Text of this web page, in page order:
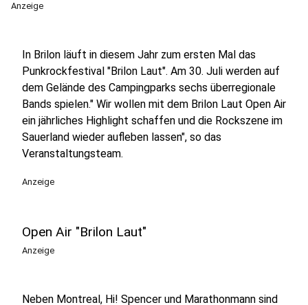
Anzeige
In Brilon läuft in diesem Jahr zum ersten Mal das
Punkrockfestival "Brilon Laut". Am 30. Juli werden auf
dem Gelände des Campingparks sechs überregionale
Bands spielen." Wir wollen mit dem Brilon Laut Open Air
ein jährliches Highlight schaffen und die Rockszene im
Sauerland wieder aufleben lassen", so das
Veranstaltungsteam.
Anzeige
Open Air "Brilon Laut"
Anzeige
Neben Montreal, Hi! Spencer und Marathonmann sind